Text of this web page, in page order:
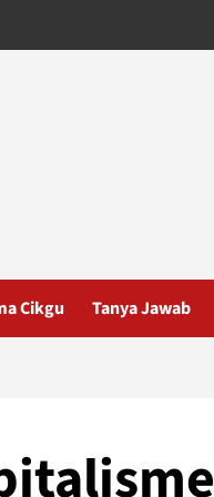
Cikgu Tanya Jawab